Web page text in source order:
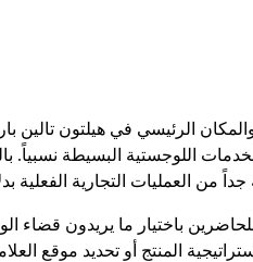
من المقرر عقده في أوائل يونيو 2026 في تالين، إستونيا،
اللوجستية البسيطة
العمليات التجارية الفعلية
باختيار ما يريدون قضاء
المنتج أو تحديد موقع